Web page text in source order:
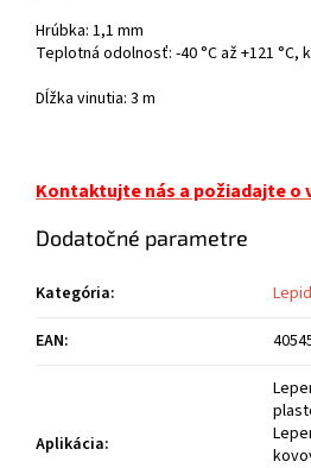
Hrúbka: 1,1 mm
Teplotná odolnosť: -40 °C až +121 °C,
Dĺžka vinutia: 3 m
Kontaktujte nás a požiadajte o
Dodatočné parametre
Kategória:
EAN:
Aplikácia: